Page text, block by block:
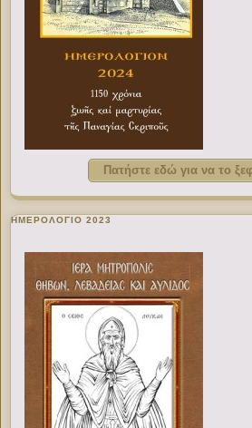
Πατήστε εδώ για να το
ΗΜΕΡΟΛΟΓΙΟ 2023